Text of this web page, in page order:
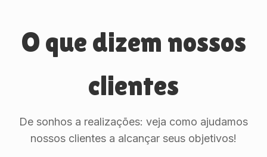
O que dizem nossos
clientes
De sonhos a realizações: veja como ajudamos
nossos clientes a alcançar seus objetivos!